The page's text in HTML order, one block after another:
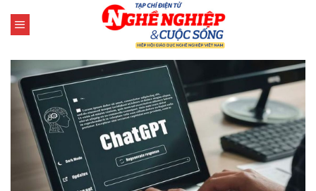
qua
dung